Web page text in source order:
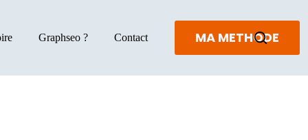
Graphseo ? Contact MA METHODE